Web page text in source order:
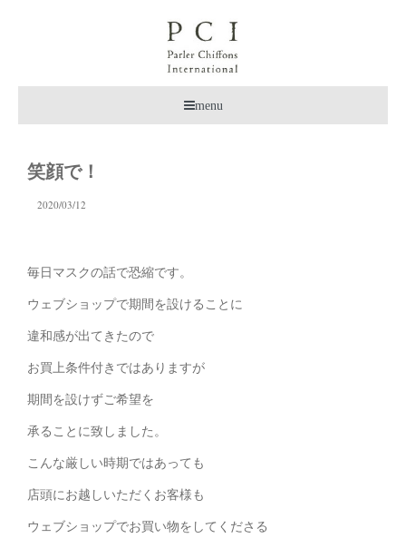
menu
笑顔で！
2020/03/12
毎日マスクの話で恐縮です。
ウェブショップで期間を設けることに
違和感が出てきたので
お買上条件付きではありますが
期間を設けずご希望を
承ることに致しました。
こんな厳しい時期ではあっても
店頭にお越しいただくお客様も
ウェブショップでお買い物をしてくださる